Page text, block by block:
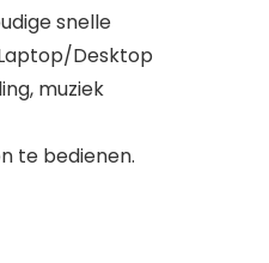
snelle
Desktop
muziek
te bedienen.